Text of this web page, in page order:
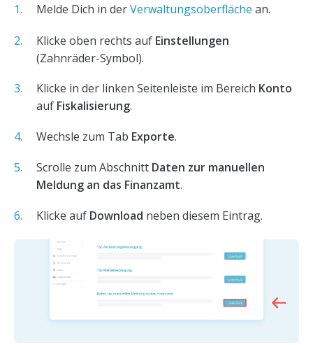
Melde Dich in derVerwaltungsoberfläche an.
Klicke oben rechts auf Einstellungen
(Zahnräder-Symbol).
Klicke in der linken Seitenleiste im Bereich Konto
auf Fiskalisierung.
Wechsle zum Tab Exporte.
Scrolle zum Abschnitt Daten zur manuellen
Meldung an das Finanzamt.
Klicke auf Download neben diesem Eintrag.